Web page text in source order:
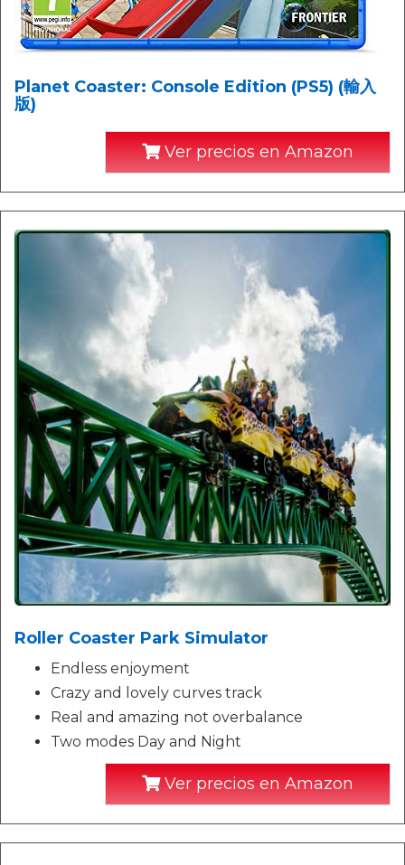
Planet Coaster: Console Edition (PS5) (輸入
版)
Ver precios en Amazon
Roller Coaster Park Simulator
Endless enjoyment
Crazy and lovely curves track
Real and amazing not overbalance
Two modes Day and Night
Ver precios en Amazon